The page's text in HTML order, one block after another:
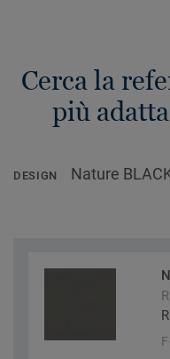
Cerca la
più
DESIGN Nature